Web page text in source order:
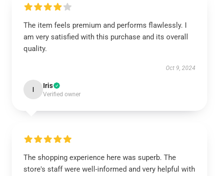
The item feels premium and performs flawlessly. I
am very satisfied with this purchase and its overall
quality.
Oct 9, 2024
I Iris
Verified owner
The shopping experience here was superb. The
store's staff were well-informed and very helpful with